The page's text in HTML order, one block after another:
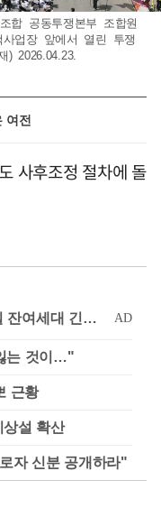
합 공동투쟁본부 조합원
업장 앞에서 열린 투쟁
) 2026.04.23.
여전
사후조정 절차에 돌
는 것이…"
근황
상설 확산
자 신분 공개하라"